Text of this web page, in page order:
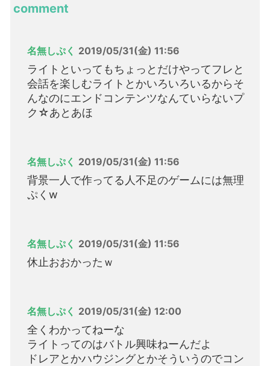
comment
名無しぷく 2019/05/31(金) 11:56
ライトといってもちょっとだけやってフレと
会話を楽しむライトとかいろいろいるからそ
んなのにエンドコンテンツなんていらないプ
ク☆あとあほ
名無しぷく 2019/05/31(金) 11:56
背景一人で作ってる人不足のゲームには無理
ぷくw
名無しぷく 2019/05/31(金) 11:56
休止おおかったｗ
名無しぷく 2019/05/31(金) 12:00
全くわかってねーな
ライトってのはバトル興味ねーんだよ
ドレアとかハウジングとかそういうのでコン